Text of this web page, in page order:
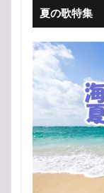
夏の歌特集